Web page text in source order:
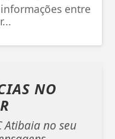
entre
NO
Atibaia no seu